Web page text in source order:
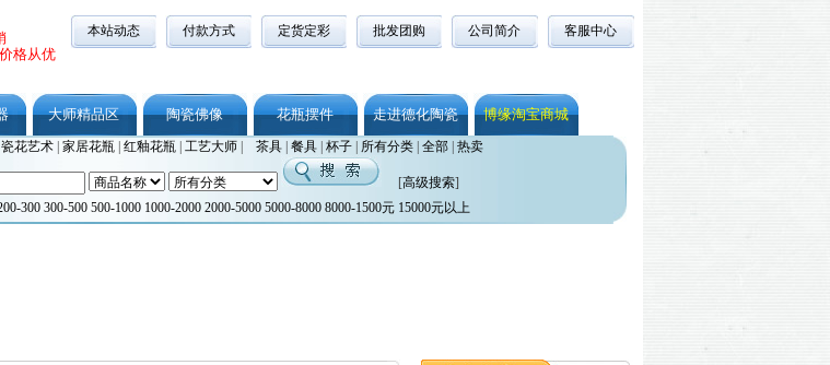
格从优
本站动态 付款方式 定货定彩 批发团购 公司简介 客服中心
大师精品区 陶瓷佛像 花瓶摆件 走进德化陶瓷 博缘淘宝商城
瓷花艺术| 家居花瓶| 红釉花瓶| 工艺大师| 茶具| 餐具| 杯子| 所有分类| 全部| 热卖
[高级搜索]
300 300-500 500-1000 1000-2000 2000-5000 5000-8000 8000-1500元 15000元以上